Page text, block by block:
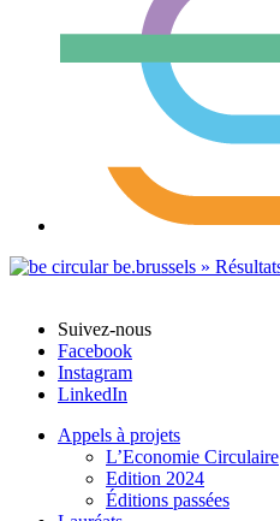
Suivez-nous
Facebook
Instagram
LinkedIn
Appels à projets
L’Economie Circulaire
Edition 2024
Éditions passées